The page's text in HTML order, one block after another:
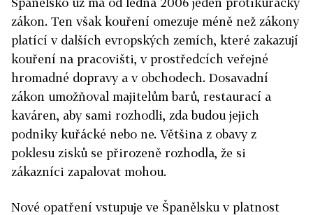
zákon. Ten však kouření omezuje méně než zákony
platící v dalších evropských zemích, které zakazují
kouření na pracovišti, v prostředcích veřejné
hromadné dopravy a v obchodech. Dosavadní
zákon umožňoval majitelům barů, restaurací a
kaváren, aby sami rozhodli, zda budou jejich
podniky kuřácké nebo ne. Většina z obavy z
poklesu zisků se přirozeně rozhodla, že si
zákazníci zapalovat mohou.
Nové opatření vstupuje ve Španělsku v platnost